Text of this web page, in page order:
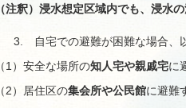
（注釈）浸水想定区域内でも、浸水
自宅での避難が困難な場合、
（1）安全な場所の知人宅や親戚宅に
（2）居住区の集会所や公民館に避難